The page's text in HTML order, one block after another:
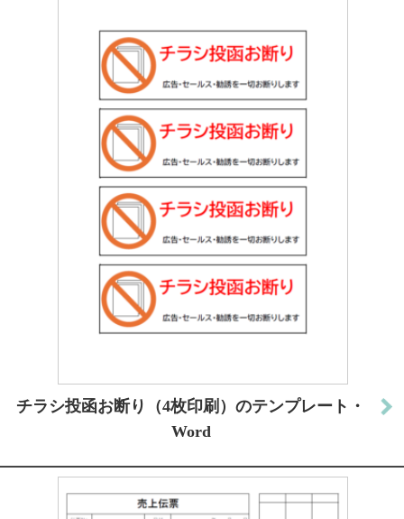
チラシ投函お断り（4枚印刷）のテンプレート・
Word